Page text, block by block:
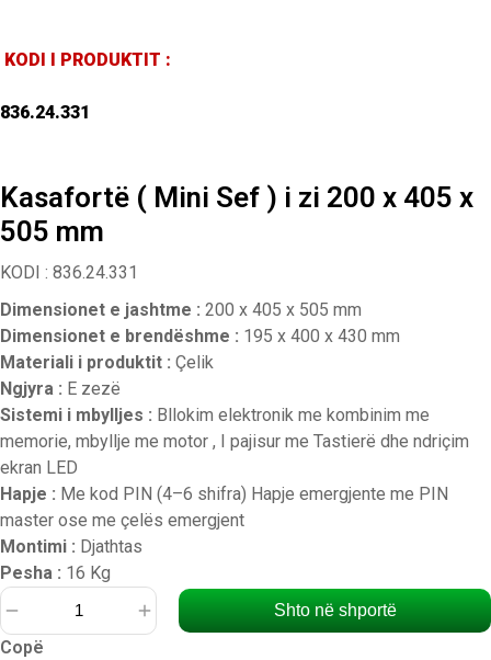
KODI I PRODUKTIT :
836.24.331
Kasafortë ( Mini Sef ) i zi 200 x 405 x
505 mm
KODI : 836.24.331
Dimensionet e jashtme : 200 x 405 x 505 mm
Dimensionet e brendëshme : 195 x 400 x 430 mm
Materiali i produktit : Çelik
Ngjyra : E zezë
Sistemi i mbylljes : Bllokim elektronik me kombinim me
memorie, mbyllje me motor , I pajisur me Tastierë dhe ndriçim
ekran LED
Hapje : Me kod PIN (4–6 shifra) Hapje emergjente me PIN
master ose me çelës emergjent
Montimi : Djathtas
Pesha : 16 Kg
Kasafortë
Shto në shportë
Copë